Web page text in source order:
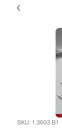
SKU: 1.3603.B1